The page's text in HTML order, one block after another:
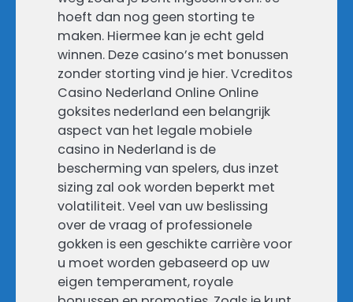
hoeft dan nog geen storting te
maken. Hiermee kan je echt geld
winnen. Deze casino’s met bonussen
zonder storting vind je hier. Vcreditos
Casino Nederland Online Online
goksites nederland een belangrijk
aspect van het legale mobiele
casino in Nederland is de
bescherming van spelers, dus inzet
sizing zal ook worden beperkt met
volatiliteit. Veel van uw beslissing
over de vraag of professionele
gokken is een geschikte carrière voor
u moet worden gebaseerd op uw
eigen temperament, royale